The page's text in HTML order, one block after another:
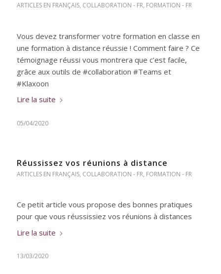
ARTICLES EN FRANÇAIS, COLLABORATION - FR, FORMATION - FR
Vous devez transformer votre formation en classe en
une formation à distance réussie ! Comment faire ? Ce
témoignage réussi vous montrera que c’est facile,
grâce aux outils de #collaboration #Teams et
#Klaxoon
Lire la suite
05/04/2020
Réussissez vos réunions à distance
ARTICLES EN FRANÇAIS, COLLABORATION - FR, FORMATION - FR
Ce petit article vous propose des bonnes pratiques
pour que vous réussissiez vos réunions à distances
Lire la suite
13/03/2020